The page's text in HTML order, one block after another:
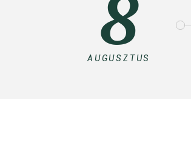
AUGUSZTUS